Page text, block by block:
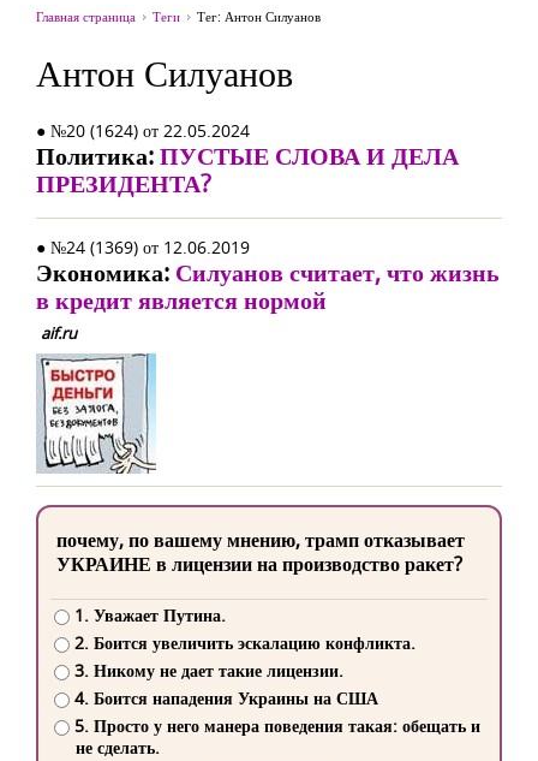
Главная страница Теги Тег: Антон Силуанов
Антон Силуанов
● №20 (1624) от 22.05.2024
Политика:ПУСТЫЕ СЛОВА И ДЕЛА
ПРЕЗИДЕНТА?
● №24 (1369) от 12.06.2019
Экономика: Силуанов считает, что жизнь
в кредит является нормой
aif.ru
почему, по вашему мнению, трамп отказывает
УКРАИНЕ в лицензии на производство ракет?
1. Уважает Путина.
2. Боится увеличить эскалацию конфликта.
3. Никому не дает такие лицензии.
4. Боится нападения Украины на США
5. Просто у него манера поведения такая: обещать и
не сделать.